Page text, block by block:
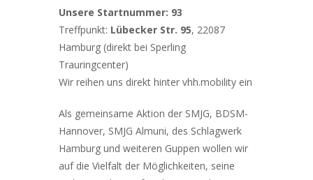
Unsere Startnummer: 93
Treffpunkt: Lübecker Str. 95, 22087
Hamburg (direkt bei Sperling
Trauringcenter)
Wir reihen uns direkt hinter vhh.mobility ein
Als gemeinsame Aktion der SMJG, BDSM-
Hannover, SMJG Almuni, des Schlagwerk
Hamburg und weiteren Guppen wollen wir
auf die Vielfalt der Möglichkeiten, seine